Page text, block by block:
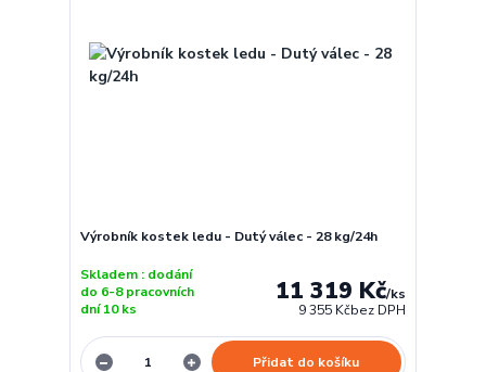
Výrobník kostek ledu - Dutý válec - 28 kg/24h
11 319 Kč/ks
9 355 Kčbez DPH
Skladem : dodání
do 6-8 pracovních
dní 10 ks
Přidat do košíku